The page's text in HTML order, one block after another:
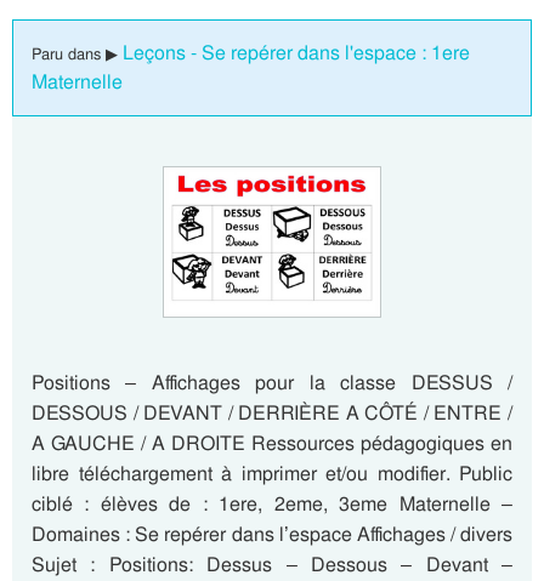
Paru dans ▶ Leçons - Se repérer dans l'espace : 1ere
Maternelle
Positions – Affichages pour la classe DESSUS /
DESSOUS / DEVANT / DERRIÈRE A CÔTÉ / ENTRE /
A GAUCHE / A DROITE Ressources pédagogiques en
libre téléchargement à imprimer et/ou modifier. Public
ciblé : élèves de : 1ere, 2eme, 3eme Maternelle –
Domaines : Se repérer dans l’espace Affichages / divers
Sujet : Positions: Dessus – Dessous – Devant –